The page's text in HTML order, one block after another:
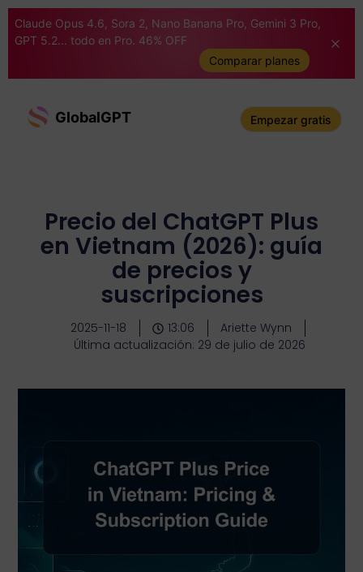
Claude Opus 4.6, Sora 2, Nano Banana Pro, Gemini 3 Pro,
GPT 5.2... todo en Pro. 46% OFF
Comparar planes
GlobalGPT Empezar gratis
Precio del ChatGPT Plus
en Vietnam (2026): guía
de precios y
suscripciones
2025-11-18 13:06
Ariette Wynn
Última actualización: 29 de julio de 2026